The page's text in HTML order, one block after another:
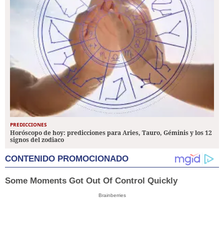
PREDICCIONES
Horóscopo de hoy: predicciones para Aries, Tauro, Géminis y los 12
signos del zodiaco
CONTENIDO PROMOCIONADO
Some Moments Got Out Of Control Quickly
Brainberries